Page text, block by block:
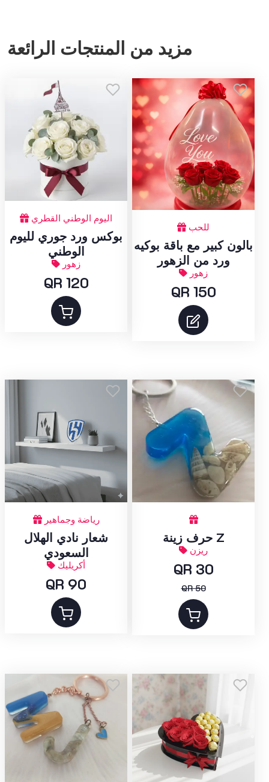
مزيد من المنتجات الرائعة
اليوم الوطني القطري
بوكس ورد جوري لليوم
الوطني
زهور
QR 120
للحب
بالون كبير مع باقة بوكيه
ورد من الزهور
زهور
QR 150
رياضة وجماهير
شعار نادي الهلال
السعودي
أكريليك
QR 90
حرف زينة Z
ريزن
QR 30
QR 50